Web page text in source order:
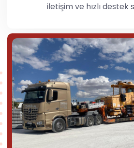
iletişim ve hızlı destek